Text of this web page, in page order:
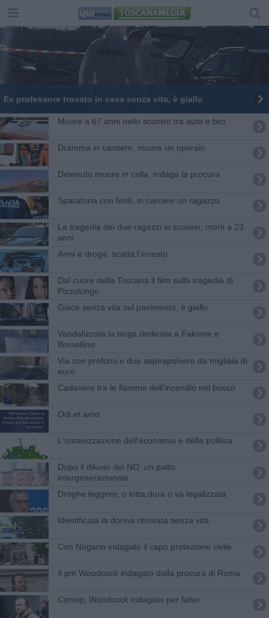
Ex professore trovato in casa senza vita, è giallo
Muore a 67 anni nello scontro tra auto e bici
Dramma in cantiere, muore un operaio
Detenuto muore in cella, indaga la procura
Sparatoria con feriti, in carcere un ragazzo
La tragedia dei due ragazzi in scooter, morti a 23
anni
Armi e droga, scatta l'arresto
Dal cuore della Toscana il film sulla tragedia di
Pizzolungo
Giace senza vita sul pavimento, è giallo
Vandalizzata la targa dedicata a Falcone e
Borsellino
Via con profumi e due aspirapolvere da migliaia di
euro
Cadavere tra le fiamme dell'incendio nel bosco
Odi et amo
L'umanizzazione dell'economia e della politica
​Dopo il diluvio dei NO: un patto
intergenerazionale
Droghe leggere, o lotta dura o va legalizzata
Identificata la donna ritrovata senza vita
Con Nogarin indagato il capo protezione civile
Il pm Woodcock indagato dalla procura di Roma
Consip, Woodcock indagato per falso